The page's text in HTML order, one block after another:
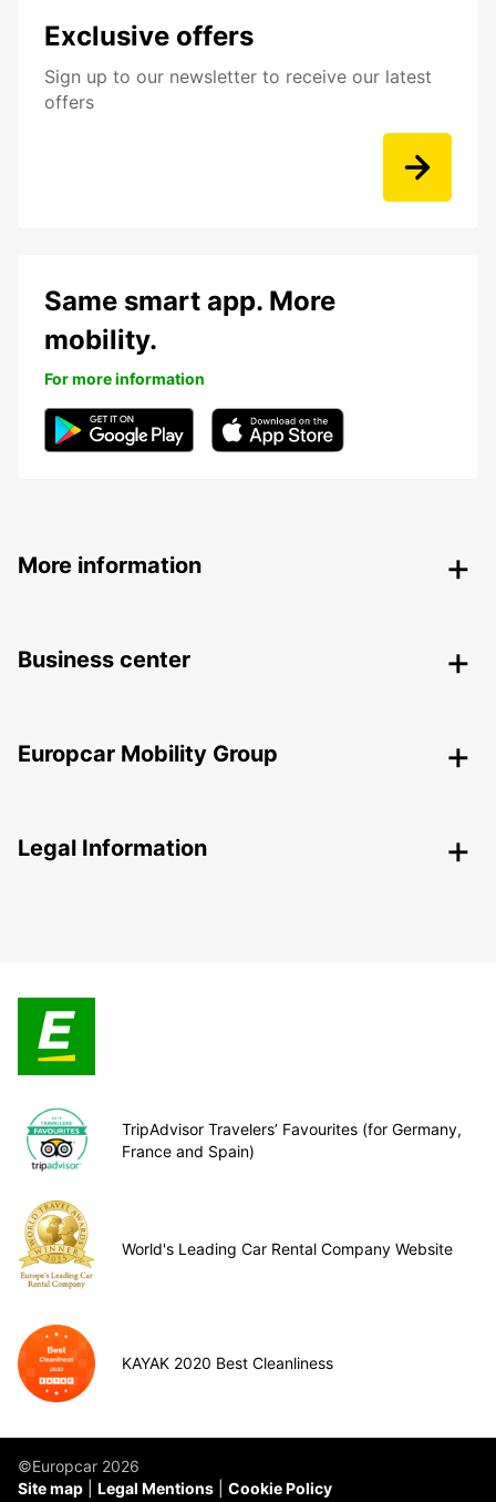
Exclusive offers
Sign up to our newsletter to receive our latest
offers
Same smart app. More
mobility.
For more information
More information
Business center
Europcar Mobility Group
Legal Information
TripAdvisor Travelers’ Favourites (for Germany,
France and Spain)
World's Leading Car Rental Company Website
KAYAK 2020 Best Cleanliness
©Europcar 2026
Site map
Legal Mentions Cookie Policy